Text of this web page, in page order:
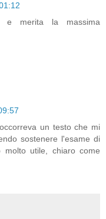
merita la massima
un testo che mi
sostenere l'esame di
utile, chiaro come